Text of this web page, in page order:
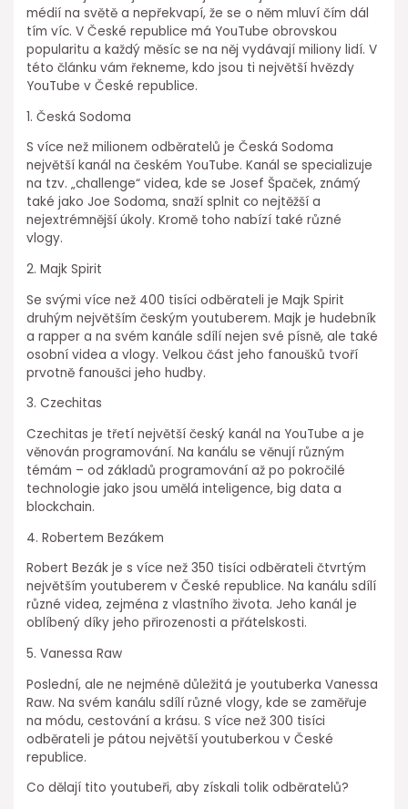
médií na světě a nepřekvapí, že se o něm mluví čím dál
tím víc. V České republice má YouTube obrovskou
popularitu a každý měsíc se na něj vydávají miliony lidí. V
této článku vám řekneme, kdo jsou ti největší hvězdy
YouTube v České republice.
1. Česká Sodoma
S více než milionem odběratelů je Česká Sodoma
největší kanál na českém YouTube. Kanál se specializuje
na tzv. „challenge“ videa, kde se Josef Špaček, známý
také jako Joe Sodoma, snaží splnit co nejtěžší a
nejextrémnější úkoly. Kromě toho nabízí také různé
vlogy.
2. Majk Spirit
Se svými více než 400 tisíci odběrateli je Majk Spirit
druhým největším českým youtuberem. Majk je hudebník
a rapper a na svém kanále sdílí nejen své písně, ale také
osobní videa a vlogy. Velkou část jeho fanoušků tvoří
prvotně fanoušci jeho hudby.
3. Czechitas
Czechitas je třetí největší český kanál na YouTube a je
věnován programování. Na kanálu se věnují různým
témám – od základů programování až po pokročilé
technologie jako jsou umělá inteligence, big data a
blockchain.
4. Robertem Bezákem
Robert Bezák je s více než 350 tisíci odběrateli čtvrtým
největším youtuberem v České republice. Na kanálu sdílí
různé videa, zejména z vlastního života. Jeho kanál je
oblíbený díky jeho přirozenosti a přátelskosti.
5. Vanessa Raw
Poslední, ale ne nejméně důležitá je youtuberka Vanessa
Raw. Na svém kanálu sdílí různé vlogy, kde se zaměřuje
na módu, cestování a krásu. S více než 300 tisíci
odběrateli je pátou největší youtuberkou v České
republice.
Co dělají tito youtubeři, aby získali tolik odběratelů?